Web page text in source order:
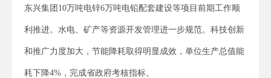
东兴集团10万吨电锌6万吨电铅配套建设等项目前期工作顺
利推进。水电、矿产等资源开发管理进一步规范。科技创新
和推广力度加大，节能降耗取得明显成效，单位生产总值能
耗下降4%，完成省政府考核指标。